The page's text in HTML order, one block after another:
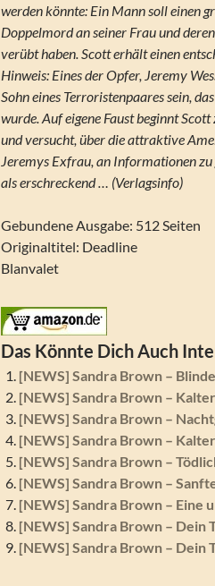
werden könnte: Ein Mann soll einen
Doppelmord an seiner Frau und
verübt haben. Scott erhält einen
Hinweis: Eines der Opfer, Jeremy
Sohn eines Terroristenpaares sein,
wurde. Auf eigene Faust beginnt
und versucht, über die attraktive
Jeremys Exfrau, an Informationen
als erschreckend … (Verlagsinfo)
Gebundene Ausgabe: 512 Seiten
Originaltitel: Deadline
Blanvalet
Das Könnte Dich Auch
[NEWS] Sandra Brown –
[NEWS] Sandra Brown –
[NEWS] Sandra Brown –
[NEWS] Sandra Brown –
[NEWS] Sandra Brown –
[NEWS] Sandra Brown –
[NEWS] Sandra Brown – Eine
[NEWS] Sandra Brown – Dein
[NEWS] Sandra Brown – Dein